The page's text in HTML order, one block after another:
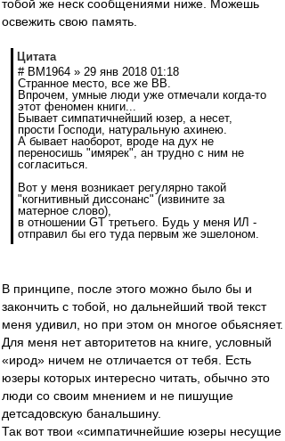
тобой же неск сообщениями ниже. Можешь
освежить свою память.
Цитата
# BM1964 » 29 янв 2018 01:18
Странное место, все же ВВ.
Впрочем, умные люди уже отмечали когда-то
этот феномен книги...
Бывает симпатичнейший юзер, а несет,
прости Господи, натуральную ахинею.
А бывает наоборот, вроде на дух не
переносишь "имярек", ан трудно с ним не
согласиться.
Вот у меня возникает регулярно такой
"когнитивный диссонанс" (извините за
матерное слово),
в отношении GT третьего. Будь у меня ИЛ -
отправил бы его туда первым же эшелоном.
В принципе, после этого можно было бы и
закончить с тобой, но дальнейший твой текст
меня удивил, но при этом он многое обьясняет.
Для меня нет авторитетов на книге, условный
«ирод» ничем не отличается от тебя. Есть
юзеры которых интересно читать, обычно это
люди со своим мнением и не пишущие
детсадовскую банальшину.
Так вот твои «симпатичнейшие юзеры несущие